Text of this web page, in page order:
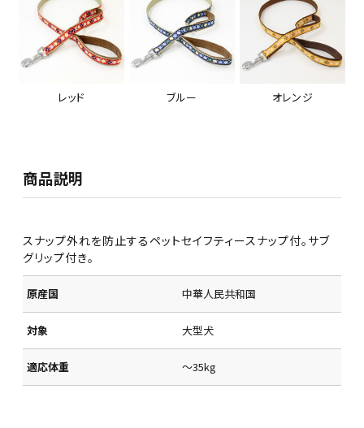
レッド ブルー オレンジ
商品説明
スナップ外れを防止するペットセイフティースナップ付。サブ
グリップ付き。
原産国 中華人民共和国
対象 大型犬
適応体重 ～35kg